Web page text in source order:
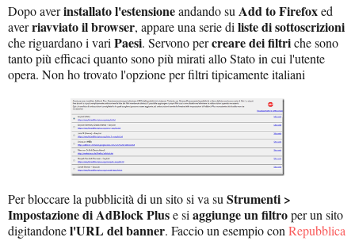
Dopo averinstallato l'estensioneandando su Add to Firefoxed
averriavviato il browser, appare una serie di liste di sottoscrizioni
che riguardano i vari Paesi. Servono percreare dei filtriche sono
tanto più efficaci quanto sono più mirati allo Stato in cui l'utente
opera. Non ho trovato l'opzione per filtri tipicamente italiani
Per bloccare la pubblicità di un sito si va su Strumenti >
Impostazione di AdBlock Pluse si aggiunge un filtroper un sito
digitandonel'URL del banner. Faccio un esempio con Repubblica